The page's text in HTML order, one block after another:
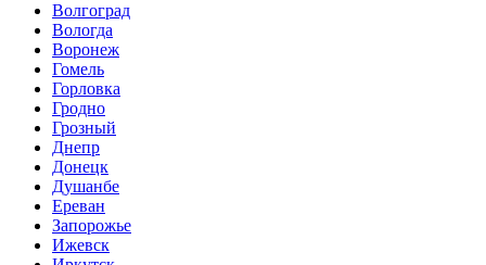
Волгоград
Вологда
Воронеж
Гомель
Горловка
Гродно
Грозный
Днепр
Донецк
Душанбе
Ереван
Запорожье
Ижевск